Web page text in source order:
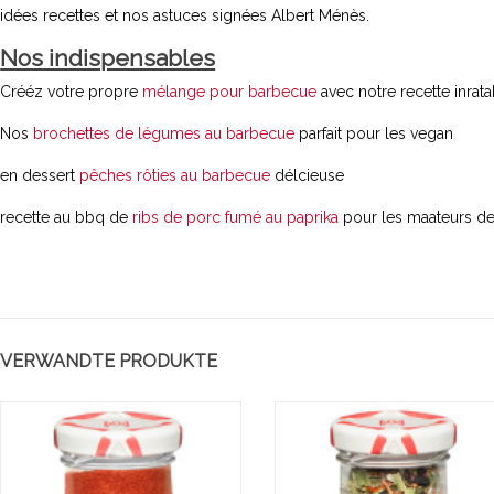
Rezept für
Basquaise
tunisienne
idées recettes et nos astuces signées Albert Ménès.
Nos indispensables
Crééz votre propre mélange pour barbecue avec notre recette
Nos brochettes de légumes au barbecue parfait pour les vegan
en dessert pêches rôties au barbecue délcieuse
recette au bbq de ribs de porc fumé au paprika pour les maateurs
VERWANDTE PRODUKTE